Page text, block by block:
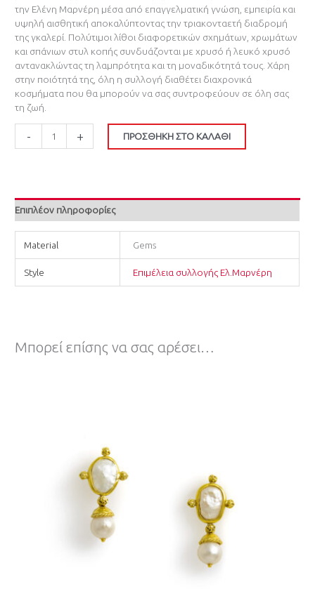
την Ελένη Μαρνέρη μέσα από επαγγελματική γνώση, εμπειρία και
υψηλή αισθητική αποκαλύπτοντας την τριακονταετή διαδρομή
της γκαλερί. Πολύτιμοι λίθοι διαφορετικών σχημάτων, χρωμάτων
και σπάνιων στυλ κοπής συνδυάζονται με χρυσό ή λευκό χρυσό
αντανακλώντας τη λαμπρότητα και τη μοναδικότητά τους. Χάρη
στην ποιότητά της, όλη η συλλογή διαθέτει διαχρονικά
κοσμήματα που θα μπορούν να σας συντροφεύουν σε όλη σας
τη ζωή.
- + ΠΡΟΣΘΉΚΗ ΣΤΟ ΚΑΛΆΘΙ
Επιπλέον πληροφορίες
Material Gems
Style Επιμέλεια συλλογής Ελ.Μαρνέρη
Μπορεί επίσης να σας αρέσει…